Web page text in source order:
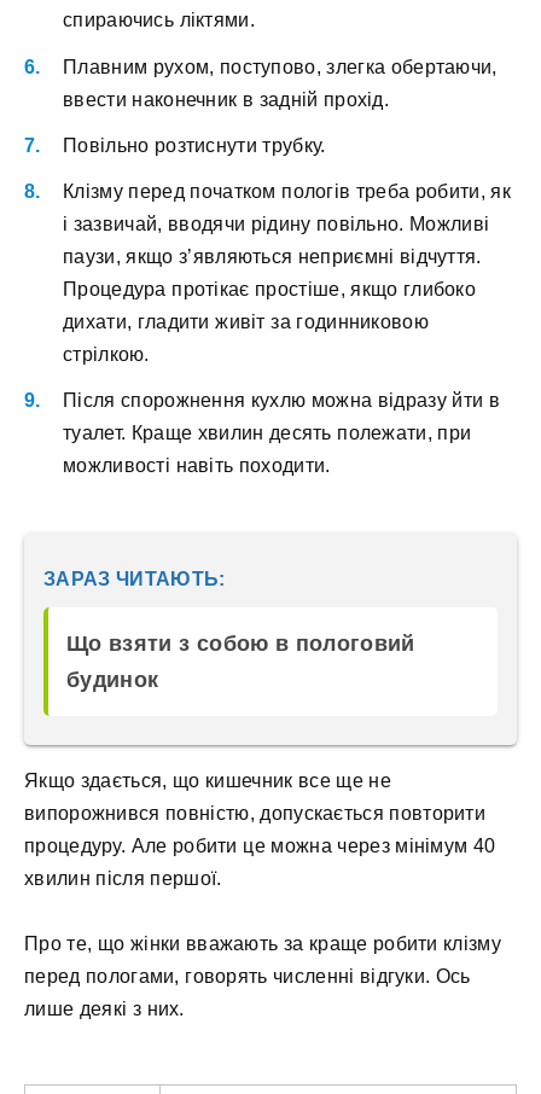
спираючись ліктями.
Плавним рухом, поступово, злегка обертаючи,
ввести наконечник в задній прохід.
Повільно розтиснути трубку.
Клізму перед початком пологів треба робити, як
і зазвичай, вводячи рідину повільно. Можливі
паузи, якщо з’являються неприємні відчуття.
Процедура протікає простіше, якщо глибоко
дихати, гладити живіт за годинниковою
стрілкою.
Після спорожнення кухлю можна відразу йти в
туалет. Краще хвилин десять полежати, при
можливості навіть походити.
ЗАРАЗ ЧИТАЮТЬ:
Що взяти з собою в пологовий
будинок
Якщо здається, що кишечник все ще не
випорожнився повністю, допускається повторити
процедуру. Але робити це можна через мінімум 40
хвилин після першої.
Про те, що жінки вважають за краще робити клізму
перед пологами, говорять численні відгуки. Ось
лише деякі з них.